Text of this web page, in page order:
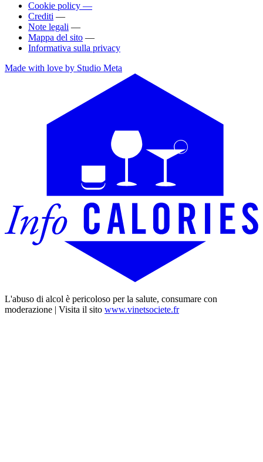
Cookie policy —
Crediti —
Note legali —
Mappa del sito —
Informativa sulla privacy
Made with love by Studio Meta
L'abuso di alcol è pericoloso per la salute, consumare con
moderazione | Visita il sito www.vinetsociete.fr